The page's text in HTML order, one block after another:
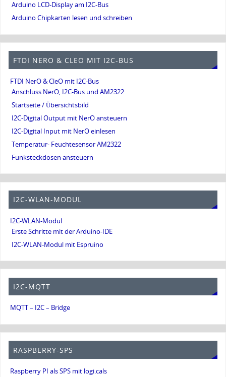
Arduino LCD-Display am I2C-Bus
Arduino Chipkarten lesen und schreiben
FTDI NERO & CLEO MIT I2C-BUS
FTDI NerO & CleO mit I2C-Bus
Anschluss NerO, I2C-Bus und AM2322
Startseite / Übersichtsbild
I2C-Digital Output mit NerO ansteuern
I2C-Digital Input mit NerO einlesen
Temperatur- Feuchtesensor AM2322
Funksteckdosen ansteuern
I2C-WLAN-MODUL
I2C-WLAN-Modul
Erste Schritte mit der Arduino-IDE
I2C-WLAN-Modul mit Espruino
I2C-MQTT
MQTT – I2C – Bridge
RASPBERRY-SPS
Raspberry PI als SPS mit logi.cals